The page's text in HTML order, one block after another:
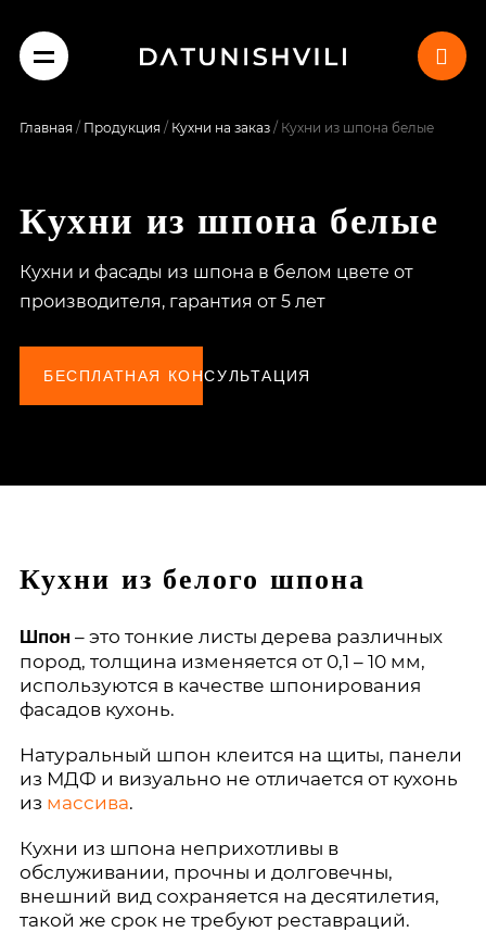
Главная / Продукция / Кухни на заказ / Кухни из шпона белые
Кухни из шпона белые
Кухни и фасады из шпона в белом цвете от
производителя, гарантия от 5 лет
БЕСПЛАТНАЯ КОНСУЛЬТАЦИЯ
Кухни из белого шпона
Шпон – это тонкие листы дерева различных
пород, толщина изменяется от 0,1 – 10 мм,
используются в качестве шпонирования
фасадов кухонь.
Натуральный шпон клеится на щиты, панели
из МДФ и визуально не отличается от кухонь
из массива.
Кухни из шпона неприхотливы в
обслуживании, прочны и долговечны,
внешний вид сохраняется на десятилетия,
такой же срок не требуют реставраций.